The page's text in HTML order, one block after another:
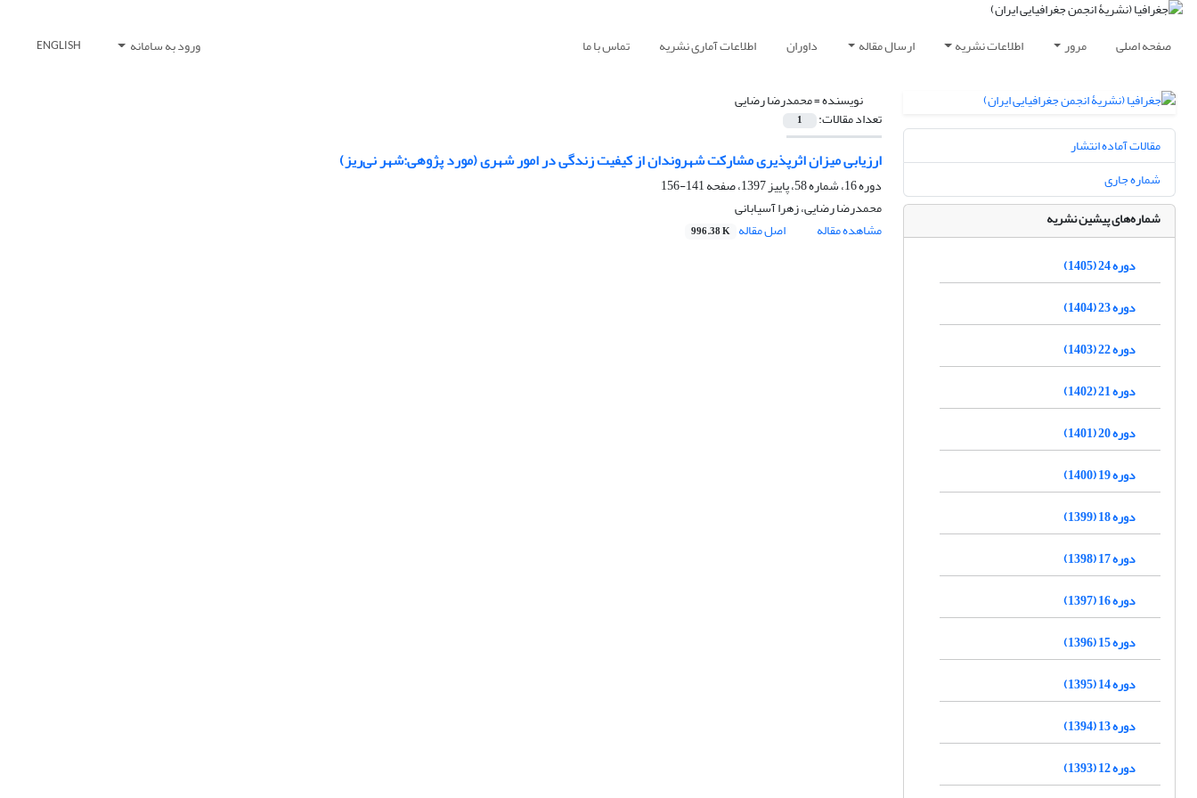
صفحه اصلی مرور اطلاعات نشریه ارسال مقاله داوران اطلاعات آماری نشریه تماس با ما ورود به سامانه ENGLISH
نویسنده =محمدرضا رضایی
تعداد مقالات: 1
ارزیابی میزان اثرپذیری مشارکت شهروندان از کیفیت زندگی در امور شهری (مورد پژوهی:شهر نی‌ریز)
دوره 16، شماره 58، پاییز 1397، صفحه
141-156
محمدرضا رضایی، زهرا آسیابانی
مشاهده مقاله
اصل مقاله 996.38 K
مقالات آماده انتشار
شماره جاری
شماره‌های پیشین نشریه
دوره 24 (1405)
دوره 23 (1404)
دوره 22 (1403)
دوره 21 (1402)
دوره 20 (1401)
دوره 19 (1400)
دوره 18 (1399)
دوره 17 (1398)
دوره 16 (1397)
دوره 15 (1396)
دوره 14 (1395)
دوره 13 (1394)
دوره 12 (1393)